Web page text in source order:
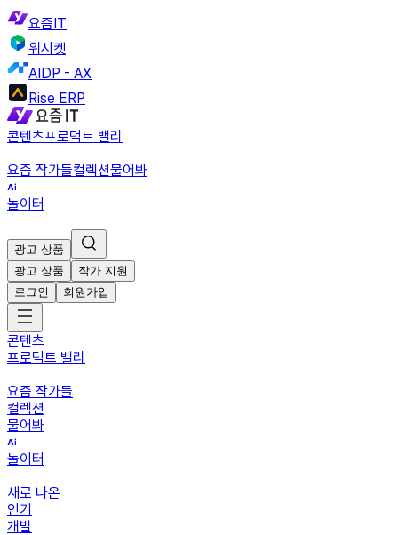
요즘IT
위시켓
AIDP - AX
Rise ERP
콘텐츠프로덕트 밸리
요즘 작가들컬렉션물어봐
놀이터
광고 상품
광고 상품
작가 지원
로그인
회원가입
콘텐츠
프로덕트 밸리
요즘 작가들
컬렉션
물어봐
놀이터
새로 나온
인기
개발